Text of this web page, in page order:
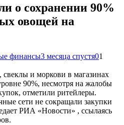
о сохранении 90%
овощей на
финансы3 месяца спустя01
свеклы и моркови в магазинах
90%, несмотря на жалобы
отметили ритейлеры.
сети не сокращали закупки
РИА «Новости» , ссылаясь